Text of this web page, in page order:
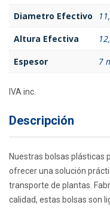
Diametro Efectivo
Altura Efectiva
Espesor
7
IVA inc.
Descripción
Nuestras bolsas plásticas
ofrecer una solución
transporte de plantas.
calidad, estas bolsas son